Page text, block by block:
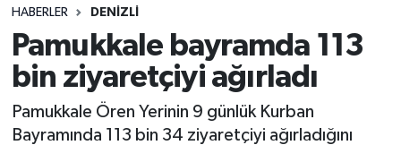
HABERLER DENIZLI
Pamukkale bayramda 113
bin ziyaretçiyi ağırladı
Pamukkale Ören Yerinin 9 günlük Kurban
Bayramında 113 bin 34 ziyaretçiyi ağırladığını
Güncel
Haberde insan
Haber Arşivi